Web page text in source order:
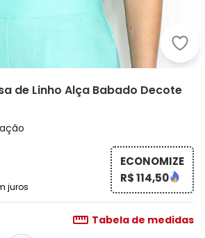
de Linho Alça Babado Decote
juros
ECONOMIZE
R$ 114,50
Tabela de medidas